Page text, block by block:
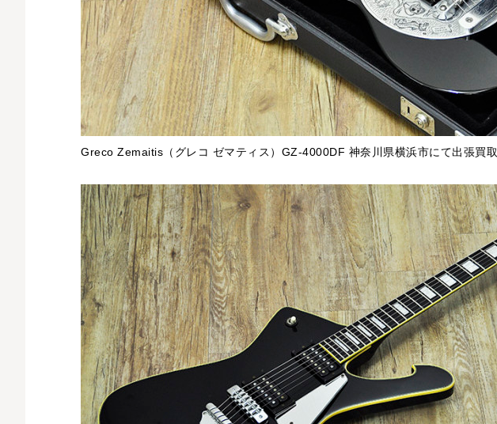
Greco Zemaitis（グレコ ゼマティス）GZ-4000DF 神奈川県横浜市にて出張買取